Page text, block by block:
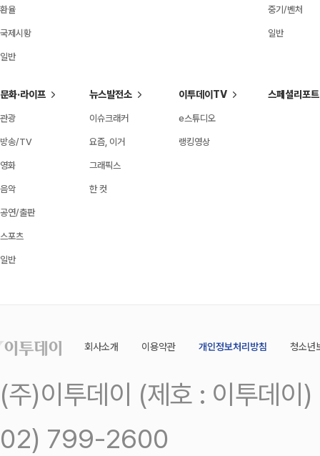
환율
국제시황
일반
중기/벤처
일반
문화·라이프
관광
방송/TV
영화
음악
공연/출판
스포츠
일반
뉴스발전소
이슈크래커
요즘, 이거
그래픽스
한 컷
이투데이TV
e스튜디오
랭킹영상
스페셜리포트
회사소개 이용약관 개인정보처리방침 청소년
(주)이투데이 (제호 : 이투데
02) 799-2600